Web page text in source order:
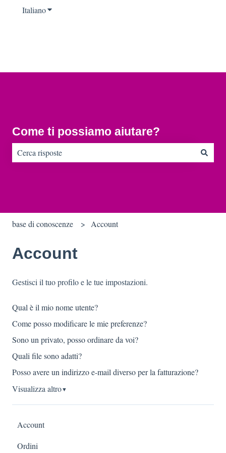
ItalianoMostra sottomenu per le traduzioni
Come ti possiamo aiutare?
base di conoscenze Account
Account
Gestisci il tuo profilo e le tue impostazioni.
Qual è il mio nome utente?
Come posso modificare le mie preferenze?
Sono un privato, posso ordinare da voi?
Quali file sono adatti?
Posso avere un indirizzo e-mail diverso per la fatturazione?
Visualizza altro▼
Account
Ordini